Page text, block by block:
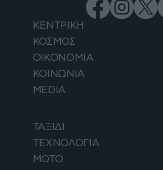
ΚΕΝΤΡΙΚΗ
ΚΟΣΜΟΣ
ΟΙΚΟΝΟΜΙΑ
ΚΟΙΝΩΝΙΑ
MEDIA
ΤΑΞΙΔΙ
ΤΕΧΝΟΛΟΓΙΑ
ΜΟΤΟ